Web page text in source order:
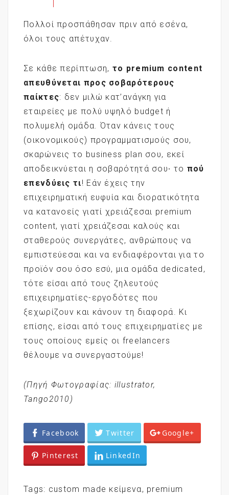
Πολλοί προσπάθησαν πριν από εσένα,
όλοι τους απέτυχαν.
Σε κάθε περίπτωση, το premium content
απευθύνεται προς σοβαρότερους
παίκτες: δεν μιλώ κατ’ανάγκη για
εταιρείες με πολύ υψηλό budget ή
πολυμελή ομάδα. Όταν κάνεις τους
(οικονομικούς) προγραμματισμούς σου,
σκαρώνεις το business plan σου, εκεί
αποδεικνύεται η σοβαρότητά σου∙ το πού
επενδύεις τι! Εάν έχεις την
επιχειρηματική ευφυία και διορατικότητα
να κατανοείς γιατί χρειάζεσαι premium
content, γιατί χρειάζεσαι καλούς και
σταθερούς συνεργάτες, ανθρώπους να
εμπιστεύεσαι και να ενδιαφέρονται για το
προϊόν σου όσο εσύ, μια ομάδα dedicated,
τότε είσαι από τους ζηλευτούς
επιχειρηματίες-εργοδότες που
ξεχωρίζουν και κάνουν τη διαφορά. Κι
επίσης, είσαι από τους επιχειρηματίες με
τους οποίους εμείς οι freelancers
θέλουμε να συνεργαστούμε!
(Πηγή Φωτογραφίας: illustrator,
Tango2010)
Facebook Twitter Google+
Pinterest LinkedIn
Tags: custom made κείμενα, premium